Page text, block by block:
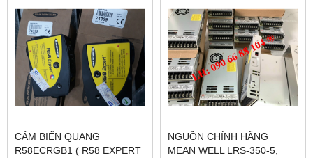
CẢM BIẾN QUANG
R58ECRGB1 ( R58 EXPERT
NGUỒN CHÍNH HÃNG
MEAN WELL LRS-350-5,